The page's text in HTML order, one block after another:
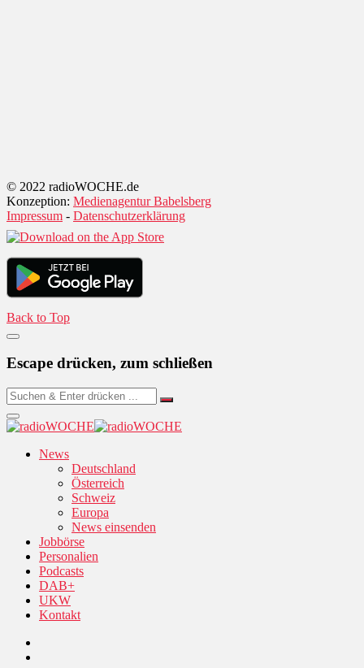
© 2022 radioWOCHE.de
Konzeption: Medienagentur Babelsberg
Impressum - Datenschutzerklärung
Back to Top
Escape drücken, zum schließen
News
Deutschland
Österreich
Schweiz
Europa
News einsenden
Jobbörse
Personalien
Podcasts
DAB+
UKW
Kontakt